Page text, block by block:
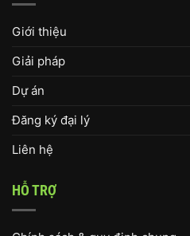
Giới thiệu
Giải pháp
Dự án
Đăng ký đại lý
Liên hệ
HỖ TRỢ